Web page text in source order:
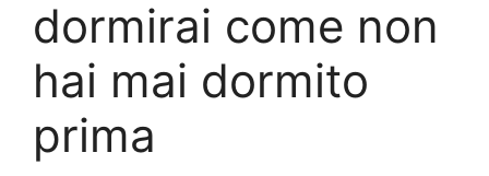
dormirai come non
hai mai dormito
prima